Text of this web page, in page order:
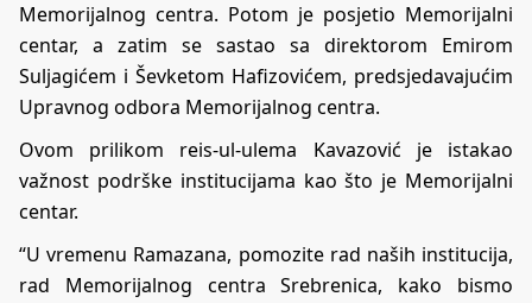
Memorijalnog centra. Potom je posjetio Memorijalni
centar, a zatim se sastao sa direktorom Emirom
Suljagićem i Ševketom Hafizovićem, predsjedavajućim
Upravnog odbora Memorijalnog centra.
Ovom prilikom reis-ul-ulema Kavazović je istakao
važnost podrške institucijama kao što je Memorijalni
centar.
“U vremenu Ramazana, pomozite rad naših institucija,
rad Memorijalnog centra Srebrenica, kako bismo